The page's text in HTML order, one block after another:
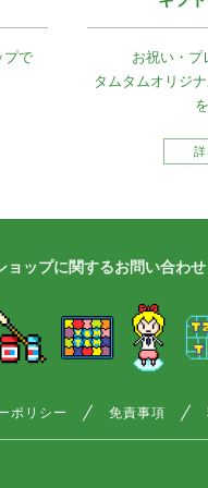
プで
お祝い・プ
タムタムオリジ
詳
ョップに関するお問い合わせ
ポリシー 免責事項